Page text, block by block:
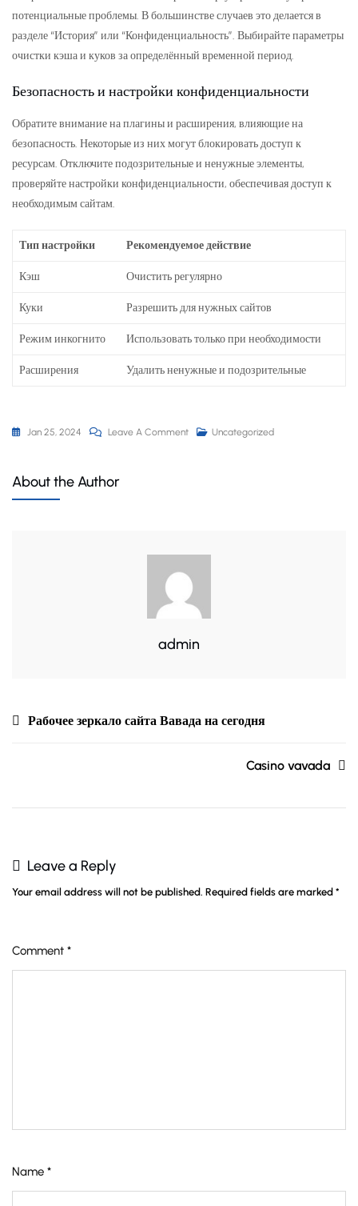
потенциальные проблемы. В большинстве случаев это делается в
разделе “История” или “Конфиденциальность”. Выбирайте параметры
очистки кэша и куков за определённый временной период.
Безопасность и настройки конфиденциальности
Обратите внимание на плагины и расширения, влияющие на
безопасность. Некоторые из них могут блокировать доступ к
ресурсам. Отключите подозрительные и ненужные элементы,
проверяйте настройки конфиденциальности, обеспечивая доступ к
необходимым сайтам.
Тип настройки Рекомендуемое действие
Кэш Очистить регулярно
Куки Разрешить для нужных сайтов
Режим инкогнито Использовать только при необходимости
Расширения Удалить ненужные и подозрительные
Jan 25, 2024 Leave A Comment Uncategorized
About the Author
admin
Рабочее зеркало сайта Вавада на сегодня
Casino vavada
Leave a Reply
Your email address will not be published. Required fields are marked *
Comment *
Name *